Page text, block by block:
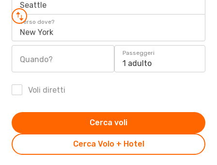
Seattle
Verso dove?
New York
Quando?
Passeggeri
1 adulto
Voli diretti
Cerca Volo + Hotel
Cerca voli